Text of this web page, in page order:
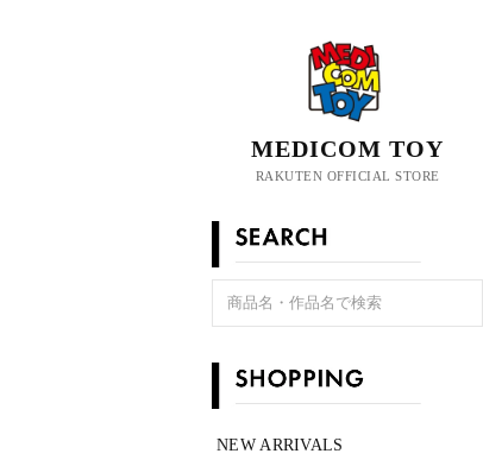
MEDICOM TOY
RAKUTEN OFFICIAL STORE
NEW ARRIVALS